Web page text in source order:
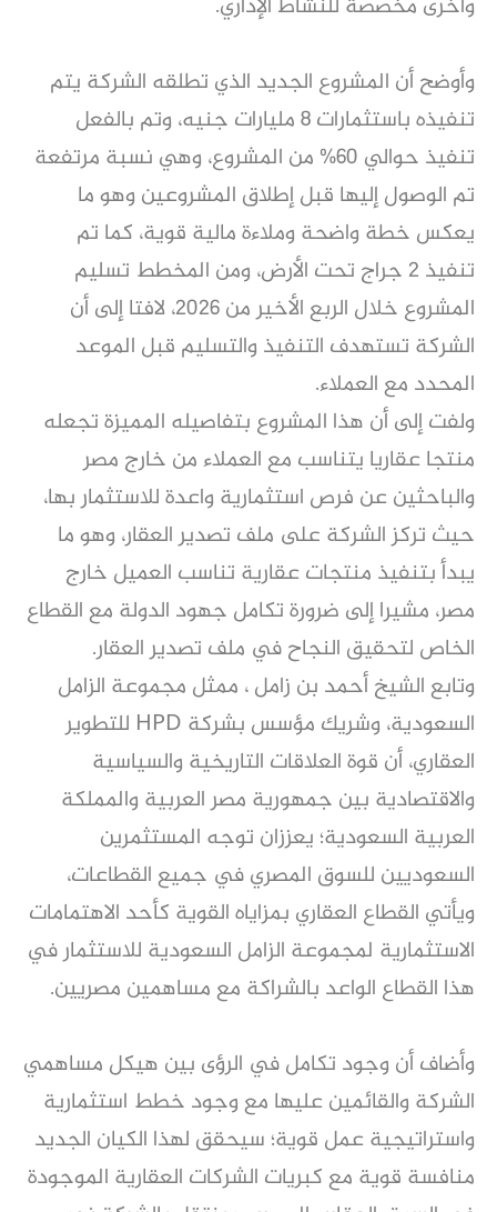
وأخرى مخصصة للنشاط الإداري.
وأوضح أن المشروع الجديد الذي تطلقه الشركة يتم
تنفيذه باستثمارات 8 مليارات جنيه، وتم بالفعل
تنفيذ حوالي 60% من المشروع، وهي نسبة مرتفعة
تم الوصول إليها قبل إطلاق المشروعين وهو ما
يعكس خطة واضحة وملاءة مالية قوية، كما تم
تنفيذ 2 جراج تحت الأرض، ومن المخطط تسليم
المشروع خلال الربع الأخير من 2026، لافتا إلى أن
الشركة تستهدف التنفيذ والتسليم قبل الموعد
المحدد مع العملاء.
ولفت إلى أن هذا المشروع بتفاصيله المميزة تجعله
منتجا عقاريا يتناسب مع العملاء من خارج مصر
والباحثين عن فرص استثمارية واعدة للاستثمار بها،
حيث تركز الشركة على ملف تصدير العقار، وهو ما
يبدأ بتنفيذ منتجات عقارية تناسب العميل خارج
مصر، مشيرا إلى ضرورة تكامل جهود الدولة مع القطاع
الخاص لتحقيق النجاح في ملف تصدير العقار.
وتابع الشيخ أحمد بن زامل ، ممثل مجموعة الزامل
السعودية، وشريك مؤسس بشركة HPD للتطوير
العقاري، أن قوة العلاقات التاريخية والسياسية
والاقتصادية بين جمهورية مصر العربية والمملكة
العربية السعودية؛ يعززان توجه المستثمرين
السعوديين للسوق المصري في جميع القطاعات،
ويأتي القطاع العقاري بمزاياه القوية كأحد الاهتمامات
الاستثمارية لمجموعة الزامل السعودية للاستثمار في
هذا القطاع الواعد بالشراكة مع مساهمين مصريين.
وأضاف أن وجود تكامل في الرؤى بين هيكل مساهمي
الشركة والقائمين عليها مع وجود خطط استثمارية
واستراتيجية عمل قوية؛ سيحقق لهذا الكيان الجديد
منافسة قوية مع كبريات الشركات العقارية الموجودة